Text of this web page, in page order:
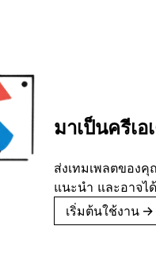
มาเป็นครีเอ
ส่งเทมเพลตของคุ
แนะนำ และอาจไ
เริ่มต้นใช้งาน →